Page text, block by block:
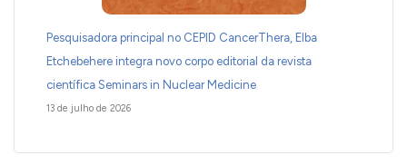
Pesquisadora principal no CEPID CancerThera, Elba
Etchebehere integra novo corpo editorial da revista
científica Seminars in Nuclear Medicine
13 de julho de 2026